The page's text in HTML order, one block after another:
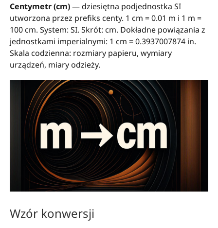
Centymetr (cm)— dziesiętna podjednostka SI
utworzona przez prefiks centy. 1 cm = 0.01 m i 1 m =
100 cm. System: SI. Skrót: cm. Dokładne powiązania z
jednostkami imperialnymi: 1 cm = 0.3937007874 in.
Skala codzienna: rozmiary papieru, wymiary
urządzeń, miary odzieży.
Wzór konwersji